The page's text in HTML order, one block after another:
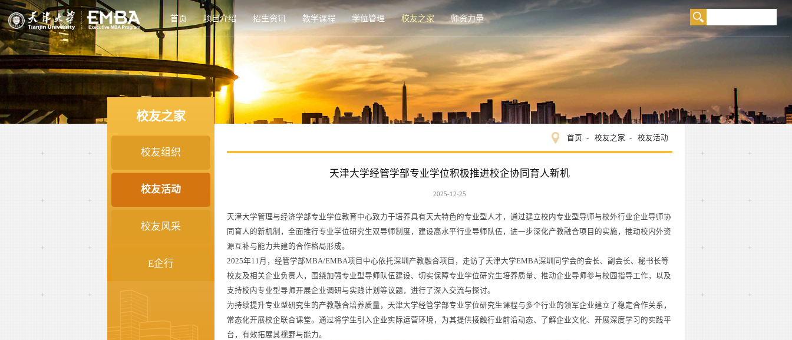
首页 项目介绍 招生资讯 教学课程 学位管理 校友之家 师资力量
首页 校友之家 校友活动
天津大学经管学部专业学位积极推进校企协同育人新机
2025-12-25
天津大学管理与经济学部专业学位教育中心致力于培养具有天大特色的专业型人才，通过建立校内专业型导师与校外行业企业导师协
同育人的新机制，全面推行专业学位研究生双导师制度，建设高水平行业导师队伍，进一步深化产教融合项目的实施，推动校内外资
源互补与能力共建的合作格局形成。
2025年11月，经管学部MBA/EMBA项目中心依托深圳产教融合项目，走访了天津大学EMBA深圳同学会的会长、副会长、秘书长等
校友及相关企业负责人，围绕加强专业型导师队伍建设、切实保障专业学位研究生培养质量、推动企业导师参与校园指导工作，以及
支持校内专业型导师开展企业调研与实践计划等议题，进行了深入交流与探讨。
为持续提升专业型研究生的产教融合培养质量，天津大学经管学部专业学位研究生课程与多个行业的领军企业建立了稳定合作关系，
常态化开展校企联合课堂。通过将学生引入企业实际运营环境，为其提供接触行业前沿动态、了解企业文化、开展深度学习的实践平
台，有效拓展其视野与能力。
校友之家
校友组织
校友活动
校友风采
E企行